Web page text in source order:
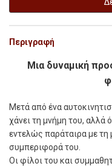
Περιγραφή
Μια δυναμική
Μετά από ένα
χάνει τη μνήμη του, αλλά
εντελώς παράταιρα με τη
συμπεριφορά του.
Οι φίλοι του και